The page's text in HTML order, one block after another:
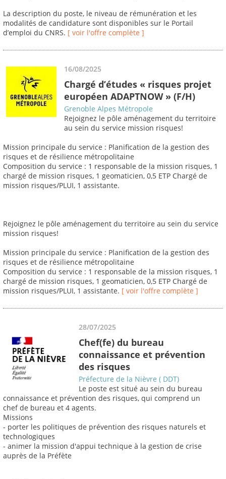
La description du poste, le niveau de rémunération et les
modalités de candidature sont disponibles sur le Portail
d’emploi du CNRS. [ voir l'offre complète ]
16/08/2025
Chargé d’études « risques projet
européen ADAPTNOW » (F/H)
Grenoble Alpes Métropole
Rejoignez le pôle aménagement du territoire
au sein du service mission risques!
Mission principale du service : Planification de la gestion des
risques et de résilience métropolitaine
Composition du service : 1 responsable de la mission risques, 1
chargé de mission risques, 1 geomaticien, 0,5 ETP Chargé de
mission risques/PLUI, 1 assistante.
Rejoignez le pôle aménagement du territoire au sein du service
mission risques!
Mission principale du service : Planification de la gestion des
risques et de résilience métropolitaine
Composition du service : 1 responsable de la mission risques, 1
chargé de mission risques, 1 geomaticien, 0,5 ETP Chargé de
mission risques/PLUI, 1 assistante. [ voir l'offre complète ]
28/07/2025
Chef(fe) du bureau
connaissance et prévention
des risques
Préfecture de la Nièvre ( DDT)
Le poste est situé au sein du bureau
connaissance et prévention des risques, qui comprend un
chef de bureau et 4 agents.
Missions
- porter les politiques de prévention des risques naturels et
technologiques
- animer la mission d'appui technique à la gestion de crise
auprès de la Préfète